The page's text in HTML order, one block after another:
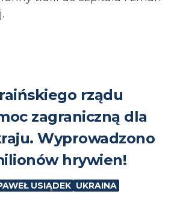
rządu
zagraniczną dla
Wyprowadzono
hrywien!
USIĄDEK UKRAINA